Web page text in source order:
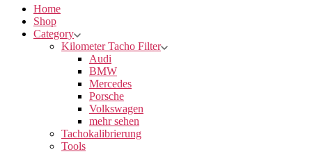
Home
Shop
Category
Kilometer Tacho Filter
Audi
BMW
Mercedes
Porsche
Volkswagen
mehr sehen
Tachokalibrierung
Tools